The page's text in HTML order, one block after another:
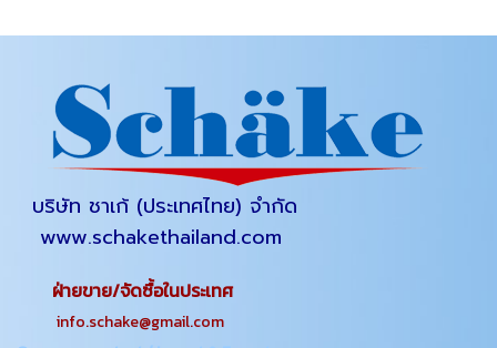
บริษัท ชาเก้ (ประเทศไทย) จำกัด
www.schakethailand.com
ฝ่ายขาย/จัดซื้อในประเทศ
info.schake@gmail.com